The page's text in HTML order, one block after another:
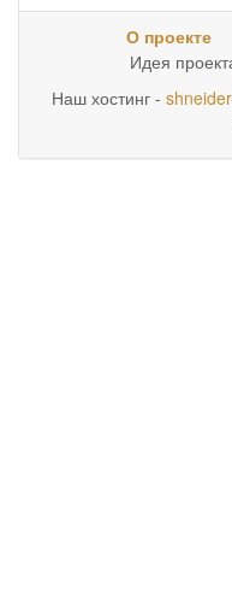
О проекте
Идея
Наш хостинг -